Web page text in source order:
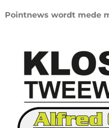
Pointnews wordt mede